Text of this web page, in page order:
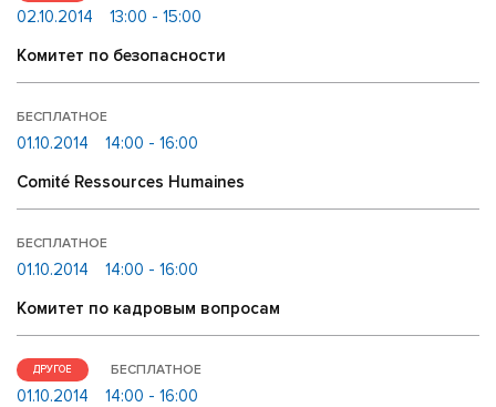
02.10.2014
13:00 - 15:00
Комитет по безопасности
БЕСПЛАТНОЕ
01.10.2014
14:00 - 16:00
Comité Ressources Humaines
БЕСПЛАТНОЕ
01.10.2014
14:00 - 16:00
Комитет по кадровым вопросам
ДРУГОЕ БЕСПЛАТНОЕ
01.10.2014
14:00 - 16:00